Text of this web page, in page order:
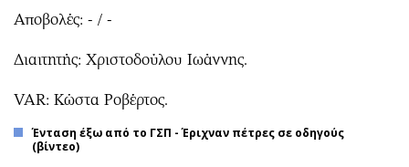
Αποβολές: - / -
Διαιτητής: Χριστοδούλου Ιωάννης.
VAR: Κώστα Ροβέρτος.
Ένταση έξω από το ΓΣΠ - Έριχναν πέτρες σε οδηγούς
(βίντεο)